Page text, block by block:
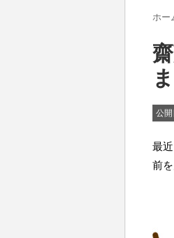
ホー
公開
最
前